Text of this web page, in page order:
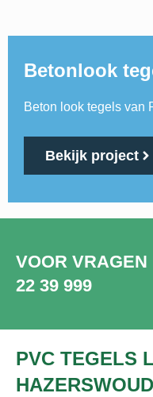
Betonlook
Beton look tegels van
Bekijk project
VOOR
22 39 999
PVC TEGELS